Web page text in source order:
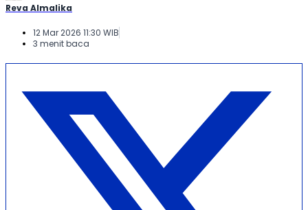
Reva Almalika
12 Mar 2026 11:30 WIB
3 menit baca